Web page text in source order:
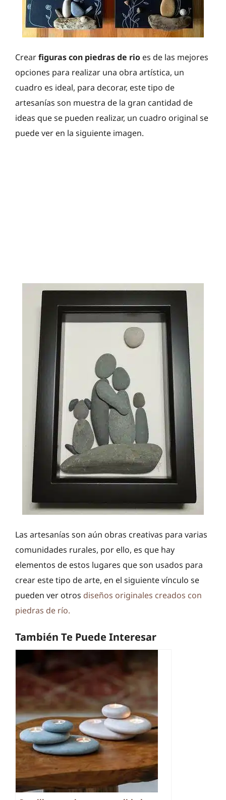
Crearfiguras con piedras de rio es de las mejores
opciones para realizar una obra artística, un
cuadro es ideal, para decorar, este tipo de
artesanías son muestra de la gran cantidad de
ideas que se pueden realizar, un cuadro original se
puede ver en la siguiente imagen.
Las artesanías son aún obras creativas para varias
comunidades rurales, por ello, es que hay
elementos de estos lugares que son usados para
crear este tipo de arte, en el siguiente vínculo se
pueden ver otros diseños originales creados con
piedras de río.
También Te Puede Interesar